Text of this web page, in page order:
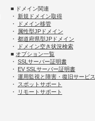
■ ドメイン関連
・ 新規ドメイン取得
・
ドメイン移管
・
属性型JPドメイン
・ 都道府県型JPドメイン
・
ドメイン空き状況検索
■ オプション一覧
・ SSLサーバー証明書
・ EV SSLサーバー証明書
・ 運用監視と障害・復旧サービス
・ スポットサポート
・
リモートサポート